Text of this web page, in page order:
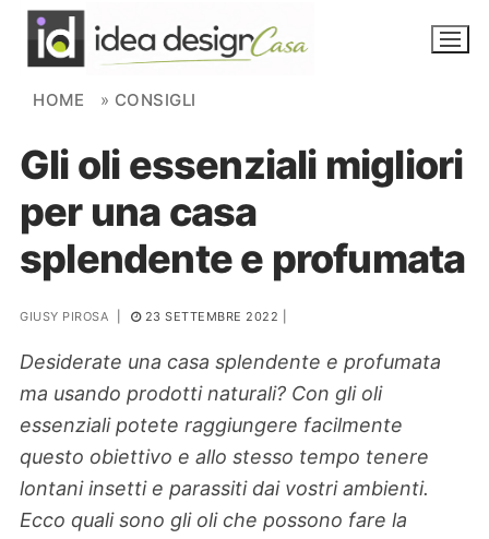
Skip to content
NOVITÀ
AMBIENTI
FAI DA TE
PIANTE
Ortaggio
Search for:
HOME » CONSIGLI
Gli oli essenziali migliori
per una casa
splendente e profumata
GIUSY PIROSA 23 SETTEMBRE 2022
Desiderate una casa splendente e profumata
ma usando prodotti naturali? Con gli oli
essenziali potete raggiungere facilmente
questo obiettivo e allo stesso tempo tenere
lontani insetti e parassiti dai vostri ambienti.
Ecco quali sono gli oli che possono fare la